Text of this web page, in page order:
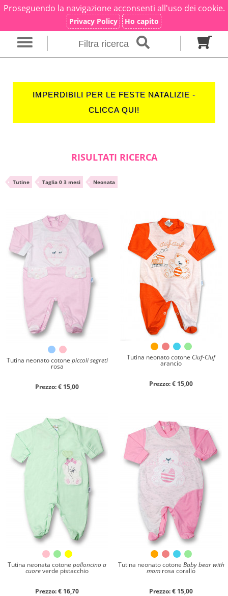
Filtra ricerca
IMPERDIBILI PER LE FESTE NATALIZIE -
CLICCA QUI!
RISULTATI RICERCA
• Tutine • Taglia 0 3 mesi • Neonata
Tutina neonato cotone piccoli segreti
rosa
Prezzo: € 15,00
Tutina neonato cotone Ciuf-Ciuf
arancio
Prezzo: € 15,00
Tutina neonata cotone palloncino a
cuoreverde pistacchio
Prezzo: € 16,70
Tutina neonato cotone Baby bear with
mom rosa corallo
Prezzo: € 15,00
Ricerca ×
Genere
Categoria
Materiale
Caldo cotone Cotone
Autunno/Inverno Primavera/Estate
Solo articoli in offerta
Azzera ricerca
Chiudi ricerca
Proseguendo la navigazione acconsenti all'uso dei cookie.
Privacy Policy Ho capito